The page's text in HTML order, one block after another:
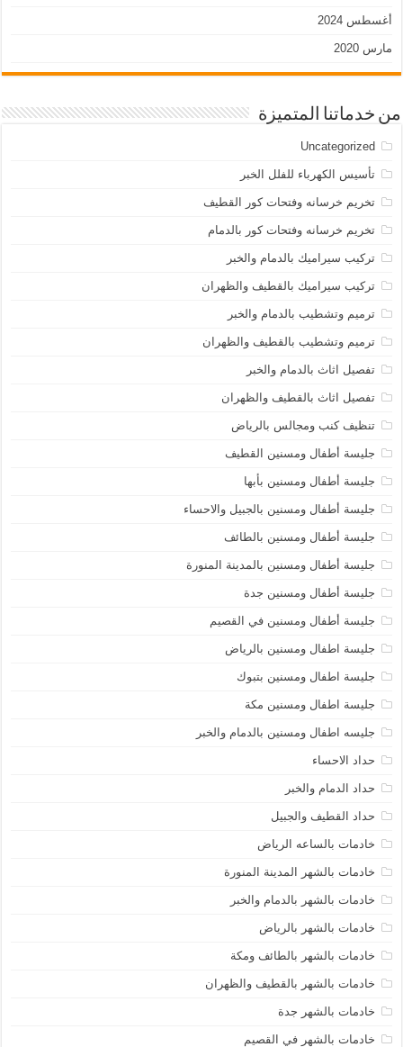
أغسطس 2024
مارس 2020
من خدماتنا المتميزة
Uncategorized
تأسيس الكهرباء للفلل الخبر
تخريم خرسانه وفتحات كور القطيف
تخريم خرسانه وفتحات كور بالدمام
تركيب سيراميك بالدمام والخبر
تركيب سيراميك بالقطيف والظهران
ترميم وتشطيب بالدمام والخبر
ترميم وتشطيب بالقطيف والظهران
تفصيل اثاث بالدمام والخبر
تفصيل اثاث بالقطيف والظهران
تنظيف كنب ومجالس بالرياض
جليسة أطفال ومسنين القطيف
جليسة أطفال ومسنين بأبها
جليسة أطفال ومسنين بالجبيل والاحساء
جليسة أطفال ومسنين بالطائف
جليسة أطفال ومسنين بالمدينة المنورة
جليسة أطفال ومسنين جدة
جليسة أطفال ومسنين في القصيم
جليسة اطفال ومسنين بالرياض
جليسة اطفال ومسنين بتبوك
جليسة اطفال ومسنين مكة
جليسه اطفال ومسنين بالدمام والخبر
حداد الاحساء
حداد الدمام والخبر
حداد القطيف والجبيل
خادمات بالساعه الرياض
خادمات بالشهر المدينة المنورة
خادمات بالشهر بالدمام والخبر
خادمات بالشهر بالرياض
خادمات بالشهر بالطائف ومكة
خادمات بالشهر بالقطيف والظهران
خادمات بالشهر جدة
خادمات بالشهر في القصيم